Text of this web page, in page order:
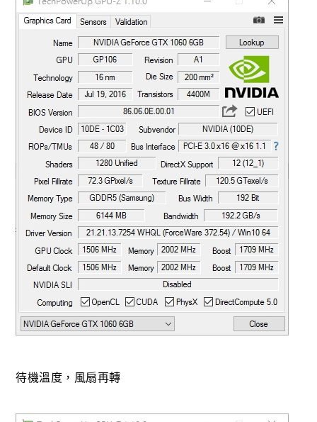
待機溫度，風扇再轉